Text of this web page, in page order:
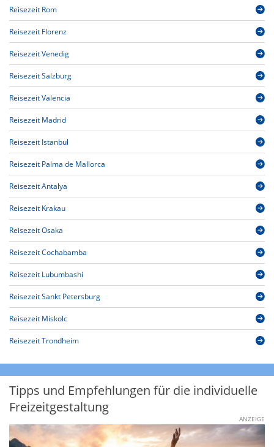
Reisezeit Rom
Reisezeit Florenz
Reisezeit Venedig
Reisezeit Salzburg
Reisezeit Valencia
Reisezeit Madrid
Reisezeit Istanbul
Reisezeit Palma de Mallorca
Reisezeit Antalya
Reisezeit Krakau
Reisezeit Osaka
Reisezeit Cochabamba
Reisezeit Lubumbashi
Reisezeit Sankt Petersburg
Reisezeit Miskolc
Reisezeit Trondheim
Tipps und Empfehlungen für die individuelle
Freizeitgestaltung
ANZEIGE